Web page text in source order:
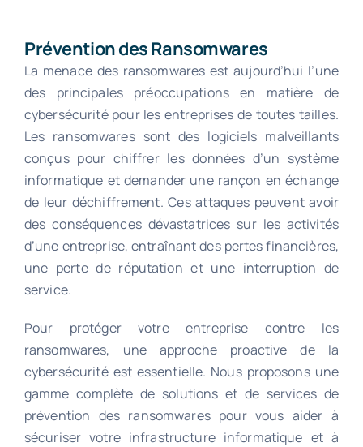
Prévention des Ransomwares
La menace des ransomwares est aujourd’hui l’une
des principales préoccupations en matière de
cybersécurité pour les entreprises de toutes tailles.
Les ransomwares sont des logiciels malveillants
conçus pour chiffrer les données d’un système
informatique et demander une rançon en échange
de leur déchiffrement. Ces attaques peuvent avoir
des conséquences dévastatrices sur les activités
d’une entreprise, entraînant des pertes financières,
une perte de réputation et une interruption de
service.
Pour protéger votre entreprise contre les
ransomwares, une approche proactive de la
cybersécurité est essentielle. Nous proposons une
gamme complète de solutions et de services de
prévention des ransomwares pour vous aider à
sécuriser votre infrastructure informatique et à